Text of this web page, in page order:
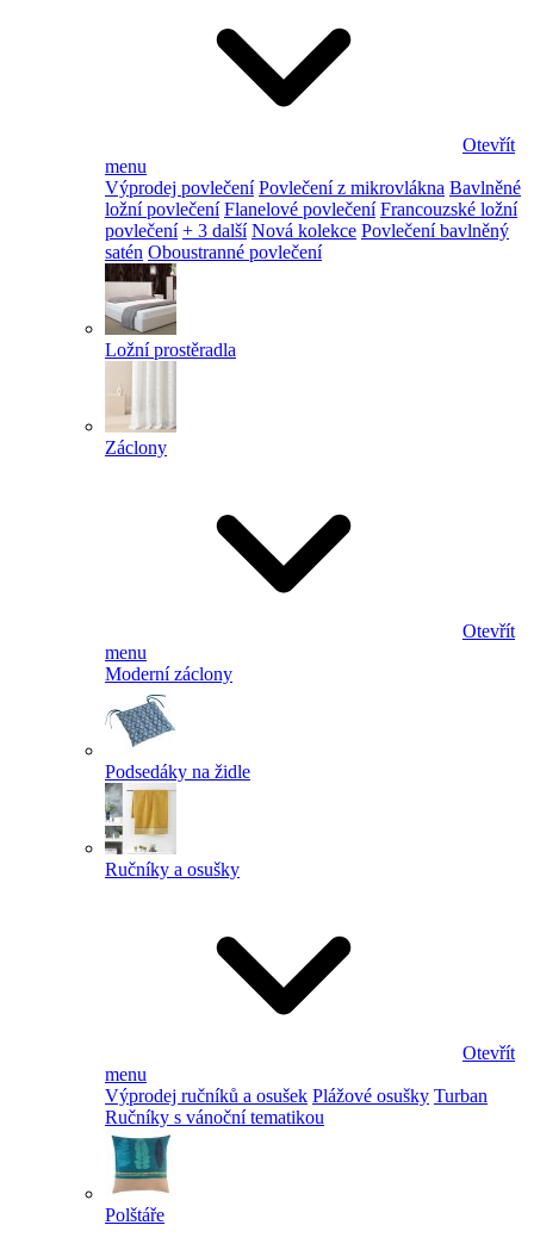
Otevřít
menu
Výprodej povlečení Povlečení z mikrovlákna Bavlněné
ložní povlečení Flanelové povlečení Francouzské ložní
povlečení + 3 další Nová kolekce Povlečení bavlněný
satén Oboustranné povlečení
Ložní prostěradla
Záclony
Otevřít
menu
Moderní záclony
Podsedáky na židle
Ručníky a osušky
Otevřít
menu
Výprodej ručníků a osušek Plážové osušky Turban
Ručníky s vánoční tematikou
Polštáře